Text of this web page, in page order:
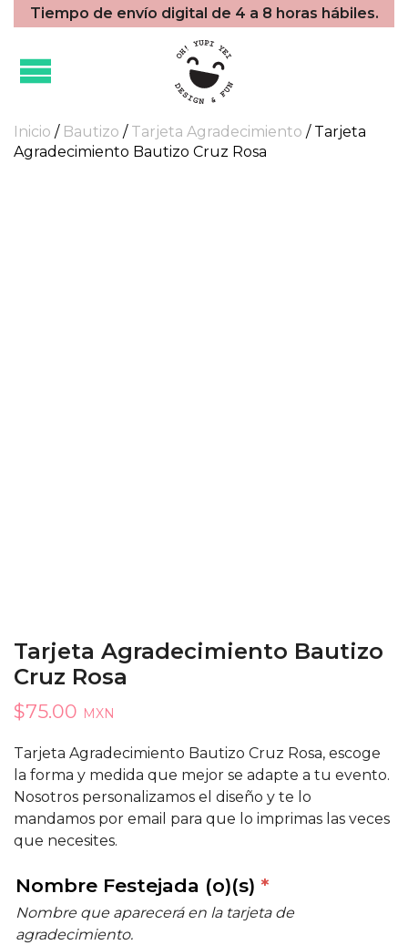
Tiempo de envío digital de 4 a 8 horas hábiles.
Inicio / Bautizo / Tarjeta Agradecimiento / Tarjeta
Agradecimiento Bautizo Cruz Rosa
Tarjeta Agradecimiento Bautizo
Cruz Rosa
$75.00 MXN
Tarjeta Agradecimiento Bautizo Cruz Rosa, escoge
la forma y medida que mejor se adapte a tu evento.
Nosotros personalizamos el diseño y te lo
mandamos por email para que lo imprimas las veces
que necesites.
Nombre Festejada (o)(s) *
Nombre que aparecerá en la tarjeta de
agradecimiento.